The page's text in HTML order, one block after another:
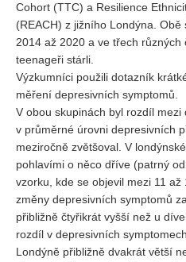
Vydání
Vydání
Vydání
Vydání
Vydání
Vydání
Vydání
Cohort (TTC) a Resilience
(REACH) z jižního Londýna.
2014 až 2020 a ve třech různých
teenageři stárli.
Výzkumníci použili dotazník
měření depresivních symptomů.
V obou skupinách byl rozdíl
v průměrné úrovni depresivních
meziročně zvětšoval. V
pohlavími o něco dříve (patrný
vzorku, kde se objevil mezi 11
změny depresivních symptomů
přibližně čtyřikrát vyšší než u
rozdíl v depresivních
Londýně přibližně dvakrát větší